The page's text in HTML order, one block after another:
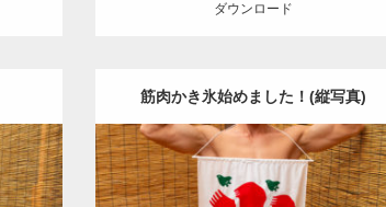
ダウンロード
筋肉かき氷始めました！(縦写真)
Update:2023.02.11
Category:筋肉銭湯2 その他